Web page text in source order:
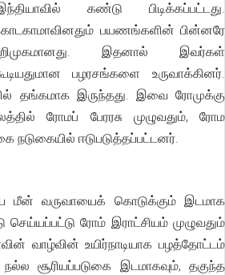
கண்டு பிடிக்கப்பட்டது.
பயணங்களின் பின்னரே
இதனால் இவர்கள்
பழரசங்களை உருவாக்கினர்.
தங்கமாக இருந்தது. இவை ரோமுக்கு
ரோமப் பேரரசு முழுவதும், ரோம
நடுகையில் ஈடுபடுத்தப்பட்டனர்.
மீன் வருவாயைக் கொடுக்கும் இடமாக
செய்யப்பட்டு ரோம் இராட்சியம் முழுவதும்
வாழ்வின் உயிர்நாடியாக பழத்தோட்டம்
சூரியப்படுகை இடமாகவும், தகுந்த